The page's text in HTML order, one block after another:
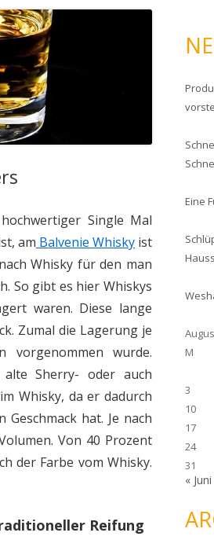
Single Mal
am Balvenie Whiskyist
Whisky für den man
So gibt es hier Whiskys
waren. Diese lange
Zumal die Lagerung je
vorgenommen wurde.
Sherry- oder auch
Whisky, da er dadurch
hat. Je nach
Von 40 Prozent
der Farbe vom Whisky.
Reifung
Eine
M
3
10
17
24
31
« Juni